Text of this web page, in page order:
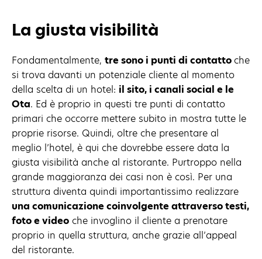
La giusta visibilità
Fondamentalmente, tre sono i punti di contattoche
si trova davanti un potenziale cliente al momento
della scelta di un hotel: il sito, i canali social e le
Ota. Ed è proprio in questi tre punti di contatto
primari che occorre mettere subito in mostra tutte le
proprie risorse. Quindi, oltre che presentare al
meglio l’hotel, è qui che dovrebbe essere data la
giusta visibilità anche al ristorante. Purtroppo nella
grande maggioranza dei casi non è così. Per una
struttura diventa quindi importantissimo realizzare
una comunicazione coinvolgente attraverso testi,
foto e video che invoglino il cliente a prenotare
proprio in quella struttura, anche grazie all’appeal
del ristorante.